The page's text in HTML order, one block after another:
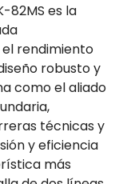
82MS es la
rendimiento
robusto y
como el aliado
técnicas y
y eficiencia
más